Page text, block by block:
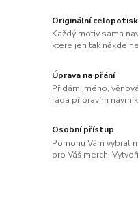
Originální celopotisk
Každý motiv sama
které jen tak někde
Úprava na přání
Přidám jméno,
ráda připravím návrh
Osobní přístup
Pomohu Vám vybrat
pro Váš merch.